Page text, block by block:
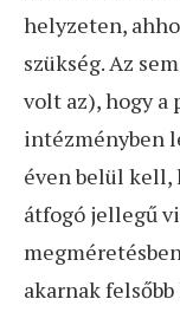
helyzeten,
szükség. Az
volt az), hogy a
intézményben
éven belül kell,
átfogó jellegű
akarnak